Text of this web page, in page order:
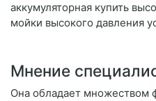
аккумуляторная купить
мойки высокого давления
Мнение
Она обладает множеством